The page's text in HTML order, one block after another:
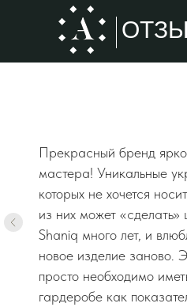
Прекрасный бренд
мастера! Уникальные
которых не хочется
из них может
Shaniq много лет, и
новое изделие заново.
просто необходимо
гардеробе как